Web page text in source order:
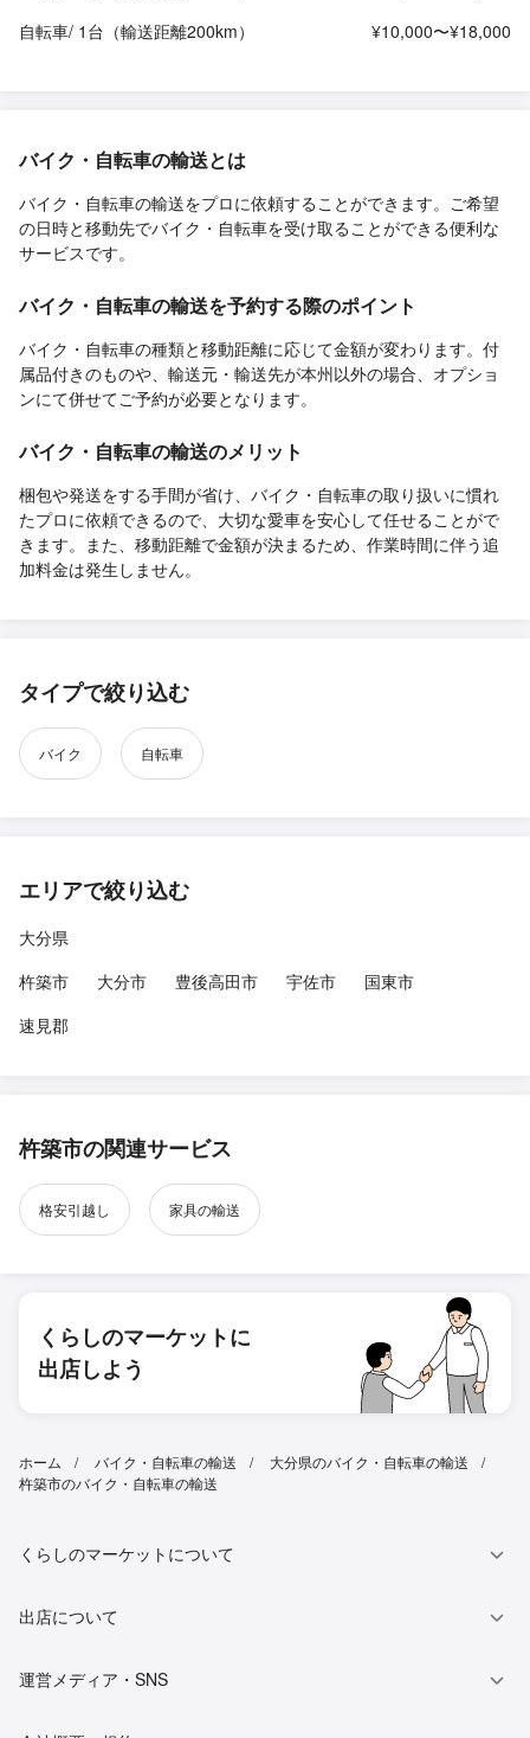
自転車/ 1台（輸送距離200km）
¥10,000〜¥18,000
バイク・自転車の輸送とは
バイク・自転車の輸送をプロに依頼することができます。ご希望
の日時と移動先でバイク・自転車を受け取ることができる便利な
サービスです。
バイク・自転車の輸送を予約する際のポイント
バイク・自転車の種類と移動距離に応じて金額が変わります。付
属品付きのものや、輸送元・輸送先が本州以外の場合、オプショ
ンにて併せてご予約が必要となります。
バイク・自転車の輸送のメリット
梱包や発送をする手間が省け、バイク・自転車の取り扱いに慣れ
たプロに依頼できるので、大切な愛車を安心して任せることがで
きます。また、移動距離で金額が決まるため、作業時間に伴う追
加料金は発生しません。
タイプで絞り込む
バイク 自転車
エリアで絞り込む
大分県
杵築市
大分市 豊後高田市 宇佐市
国東市
速見郡
杵築市の関連サービス
格安引越し 家具の輸送
くらしのマーケットに
出店しよう
ホーム バイク・自転車の輸送
大分県のバイク・自転車の輸送
杵築市のバイク・自転車の輸送
くらしのマーケットについて
出店について
運営メディア・SNS